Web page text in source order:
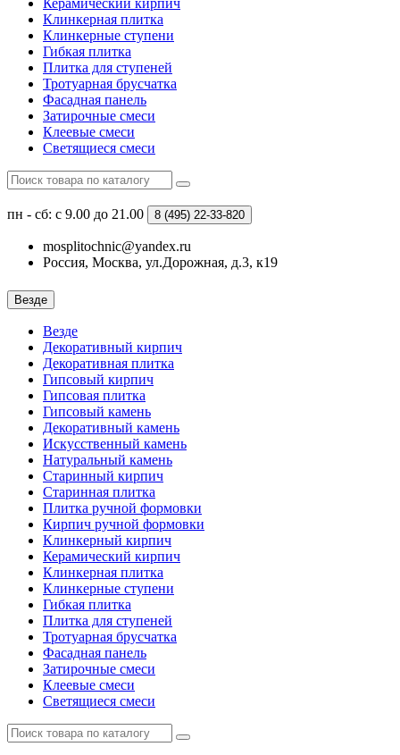
Клинкерная плитка
Клинкерные ступени
Гибкая плитка
Плитка для ступеней
Тротуарная брусчатка
Фасадная панель
Затирочные смеси
Клеевые смеси
Светящиеся смеси
пн - сб: с 9.00 до 21.00 8 (495) 22-33-820
mosplitochnic@yandex.ru
Россия, Москва, ул.Дорожная, д.3, к19
Везде
Везде
Декоративный кирпич
Декоративная плитка
Гипсовый кирпич
Гипсовая плитка
Гипсовый камень
Декоративный камень
Искусственный камень
Натуральный камень
Старинный кирпич
Старинная плитка
Плитка ручной формовки
Кирпич ручной формовки
Клинкерный кирпич
Керамический кирпич
Клинкерная плитка
Клинкерные ступени
Гибкая плитка
Плитка для ступеней
Тротуарная брусчатка
Фасадная панель
Затирочные смеси
Клеевые смеси
Светящиеся смеси